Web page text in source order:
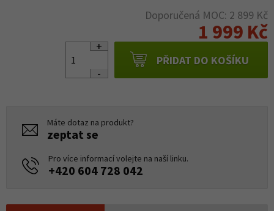
Doporučená MOC: 2 899 Kč
1 999 Kč
PŘIDAT DO KOŠÍKU
Máte dotaz na produkt?
zeptat se
Pro více informací volejte na naší linku.
+420 604 728 042